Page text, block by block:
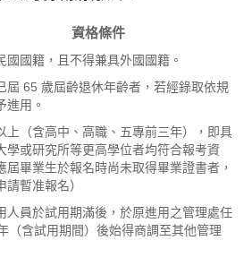
資格條件
國國籍，且不得兼具外國國籍。
屆 65 歲屆齡退休年齡者，若經錄取依規
進用。
上（含高中、高職、五專前三年），即具
學或研究所等更高學位者均符合報考資
屆畢業生於報名時尚未取得畢業證書者，
請暫准報名）
人員於試用期滿後，於原進用之管理處任
（含試用期間）後始得商調至其他管理